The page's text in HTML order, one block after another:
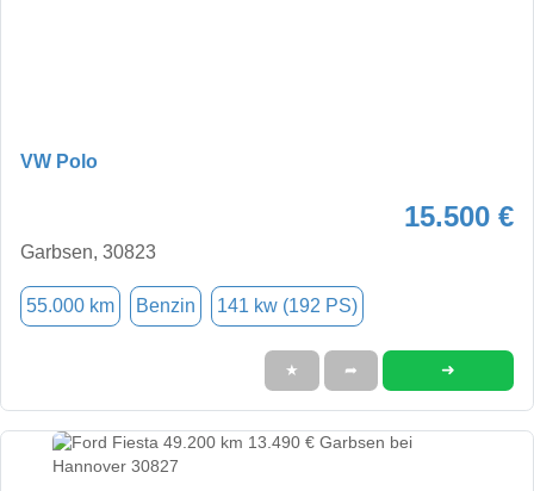
VW Polo
15.500 €
Garbsen, 30823
55.000 km Benzin 141 kw (192 PS)
★ ➦ ➜